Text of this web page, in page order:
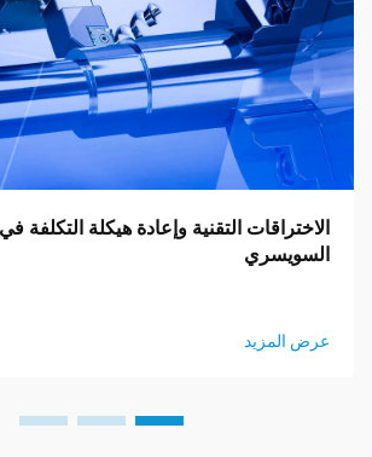
الاختراقات التقنية وإعادة هيكلة التكلفة
السويسري
عرض المزيد